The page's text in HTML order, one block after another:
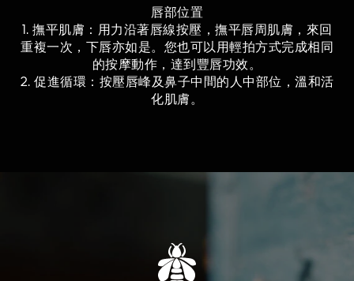
唇部位置
1. 撫平肌膚：用力沿著唇線按壓，撫平唇周肌膚，來回
重複一次，下唇亦如是。您也可以用輕拍方式完成相同
的按摩動作，達到豐唇功效。
2. 促進循環：按壓唇峰及鼻子中間的人中部位，溫和活
化肌膚。